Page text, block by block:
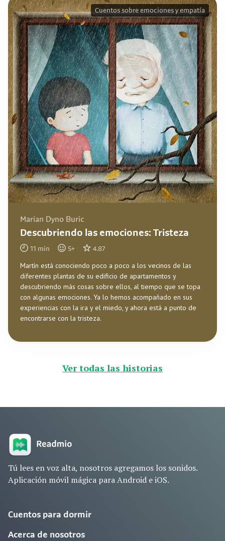
Marian Dyno Buric
Descubriendo las emociones: Tristeza
11 min 5+ 4.87
Martín está conociendo poco a poco a los vecinos de las
diferentes plantas de su edificio de apartamentos y
descubriendo más cosas sobre ellos, al tiempo que se topa
con algunas emociones. Ya lo hemos acompañado en sus
experiencias con la ira y el miedo, y ahora está a punto de
encontrarse con la tristeza.
Cuentos sobre emociones y empatía
Ver todas las historias
Tú lees en voz alta, nosotros agregamos los sonidos.
Aplicación móvil mágica para Android e iOS.
Cuentos para dormir
Acerca de nosotros